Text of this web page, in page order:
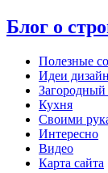
Блог о
Полезные
Идеи
Загородный
Кухня
Своими
Интересно
Видео
Карта сайта